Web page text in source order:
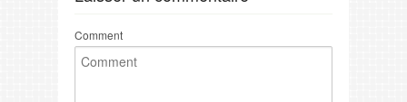
Comment